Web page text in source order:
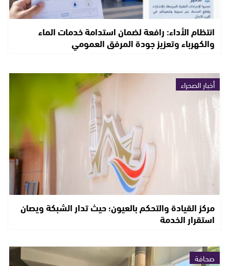
انتظام الأداء: رافعة لضمان استدامة خدمات الماء
والكهرباء وتعزيز جودة المرفق العمومي
أخبار الصحراء
مركز القيادة والتحكم بالعيون؛ حيث تدار الشبكة ويصان
استقرار الخدمة
صحافة